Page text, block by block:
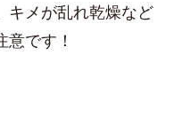
キメが乱れ乾燥など
です！